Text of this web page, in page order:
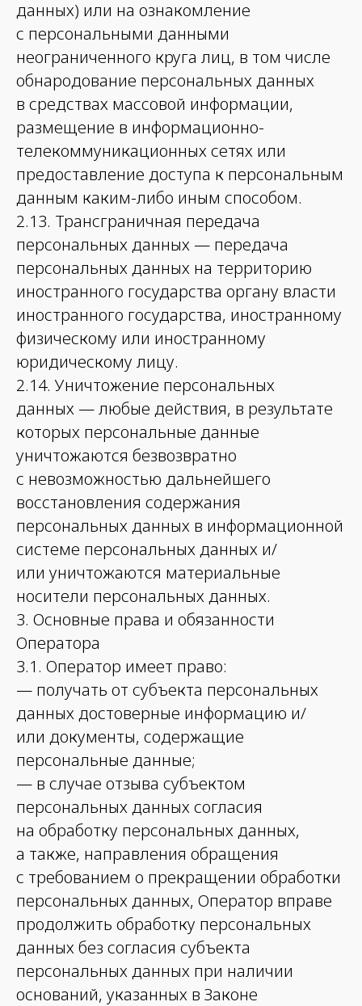
данных) или на ознакомление
с персональными данными
неограниченного круга лиц, в том числе
обнародование персональных данных
в средствах массовой информации,
размещение в информационно-
телекоммуникационных сетях или
предоставление доступа к персональным
данным каким-либо иным способом.
2.13. Трансграничная передача
персональных данных — передача
персональных данных на территорию
иностранного государства органу власти
иностранного государства, иностранному
физическому или иностранному
юридическому лицу.
2.14. Уничтожение персональных
данных — любые действия, в результате
которых персональные данные
уничтожаются безвозвратно
с невозможностью дальнейшего
восстановления содержания
персональных данных в информационной
системе персональных данных и/
или уничтожаются материальные
носители персональных данных.
3. Основные права и обязанности
Оператора
3.1. Оператор имеет право:
— получать от субъекта персональных
данных достоверные информацию и/
или документы, содержащие
персональные данные;
— в случае отзыва субъектом
персональных данных согласия
на обработку персональных данных,
а также, направления обращения
с требованием о прекращении обработки
персональных данных, Оператор вправе
продолжить обработку персональных
данных без согласия субъекта
персональных данных при наличии
оснований, указанных в Законе